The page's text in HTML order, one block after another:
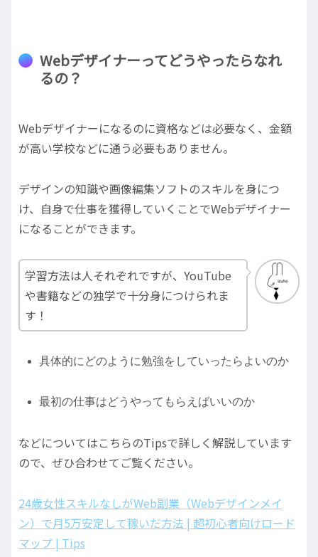
Webデザイナーってどうやったらなれ
るの？
Webデザイナーになるのに資格などは必要なく、金額
が高い学校などに通う必要もありません。
デザインの知識や画像編集ソフトのスキルを身につ
け、自身で仕事を獲得していくことでWebデザイナー
になることができます。
学習方法は人それぞれですが、YouTube
や書籍などの独学で十分身につけられま
す！
具体的にどのように勉強をしていったらよいのか
最初の仕事はどうやってもらえばいいのか
などについてはこちらのTipsで詳しく解説しています
ので、ぜひ合わせてご覧ください。
24歳女性スキルなしがWeb副業（Webデザインメイ
ン）で月5万安定して稼いだ方法 | 超初心者向けロード
マップ | Tips